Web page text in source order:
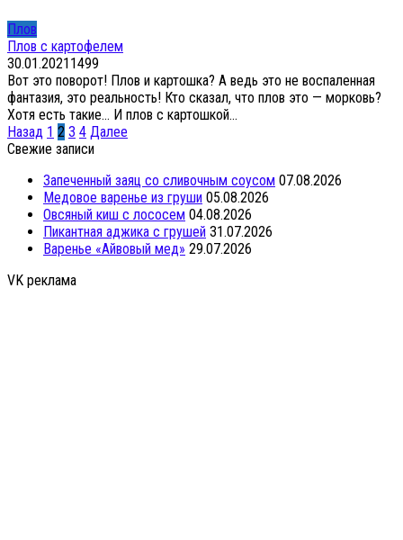
Плов
Плов с картофелем
30.01.20211499
Вот это поворот! Плов и картошка? А ведь это не воспаленная
фантазия, это реальность! Кто сказал, что плов это — морковь?
Хотя есть такие… И плов с картошкой...
Пагинация
записей
Назад 1 2 3 4 Далее
Свежие записи
Запеченный заяц со сливочным соусом 07.08.2026
Медовое варенье из груши 05.08.2026
Овсяный киш с лососем 04.08.2026
Пикантная аджика с грушей 31.07.2026
Варенье «Айвовый мед» 29.07.2026
VK реклама